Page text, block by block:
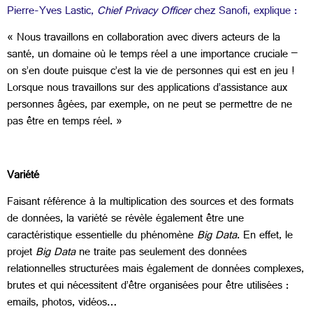
Pierre-Yves Lastic, Chief Privacy Officerchez Sanofi, explique :
« Nous travaillons en collaboration avec divers acteurs de la
santé, un domaine où le temps réel a une importance cruciale –
on s’en doute puisque c’est la vie de personnes qui est en jeu !
Lorsque nous travaillons sur des applications d’assistance aux
personnes âgées, par exemple, on ne peut se permettre de ne
pas être en temps réel. »
Variété
Faisant référence à la multiplication des sources et des formats
de données, la variété se révèle également être une
caractéristique essentielle du phénomèneBig Data. En effet, le
projetBig Datane traite pas seulement des données
relationnelles structurées mais également de données complexes,
brutes et qui nécessitent d’être organisées pour être utilisées :
emails, photos, vidéos…